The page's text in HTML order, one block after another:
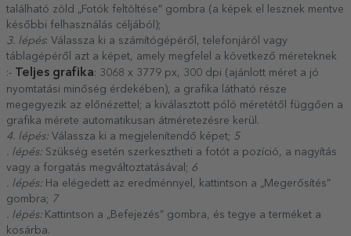
található zöld „Fotók feltöltése” gombra (a képek el lesznek mentve
későbbi felhasználás céljából);
3. lépés: Válassza ki a számítógépéről, telefonjáról vagy
táblagépéről azt a képet, amely megfelel a következő méreteknek
:- Teljes grafika: 3068 x 3779 px, 300 dpi (ajánlott méret a jó
nyomtatási minőség érdekében), a grafika látható része
megegyezik az előnézettel; a kiválasztott póló méretétől függően a
grafika mérete automatikusan átméretezésre kerül.
4. lépés: Válassza ki a megjelenítendő képet; 5
. lépés: Szükség esetén szerkesztheti a fotót a pozíció, a nagyítás
vagy a forgatás megváltoztatásával; 6
. lépés: Ha elégedett az eredménnyel, kattintson a „Megerősítés”
gombra; 7
. lépés: Kattintson a „Befejezés” gombra, és tegye a terméket a
kosárba.